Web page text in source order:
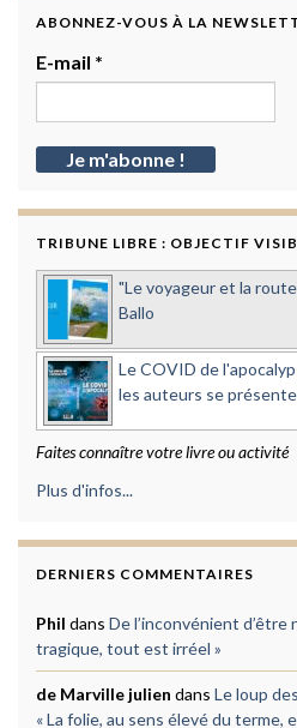
ABONNEZ-VOUS À LA
E-mail *
TRIBUNE LIBRE : OBJECTIF
"Le voyageur et la
Ballo
Le COVID de
les auteurs se
Faites connaître votre livre ou activité
Plus d'infos...
DERNIERS COMMENTAIRES
Phil dans De l’inconvénient d’être
tragique, tout est irréel »
de Marville julien dans Le loup
« La folie, au sens élevé du